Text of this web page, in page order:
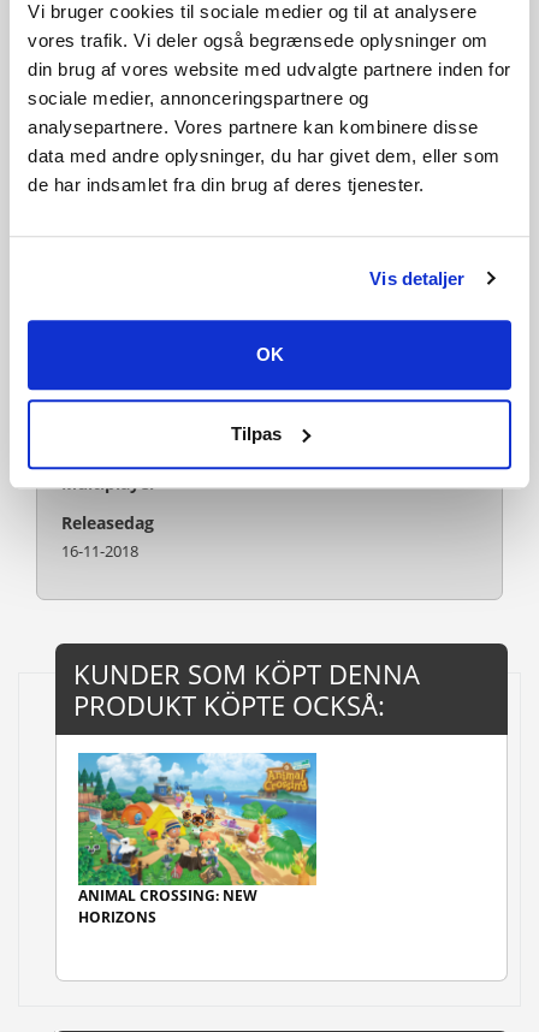
Vi bruger cookies til sociale medier og til at analysere
vores trafik. Vi deler også begrænsede oplysninger om
din brug af vores website med udvalgte partnere inden for
sociale medier, annonceringspartnere og
analysepartnere. Vores partnere kan kombinere disse
data med andre oplysninger, du har givet dem, eller som
de har indsamlet fra din brug af deres tjenester.
Vis detaljer
OK
Tilpas
Tokig i det? Lägg detta spel till din önskelista
Genre
Casual Family Friendly
Adventure
Multiplayer
Releasedag
16-11-2018
KUNDER SOM KÖPT DENNA
PRODUKT KÖPTE OCKSÅ:
ANIMAL CROSSING: NEW
HORIZONS